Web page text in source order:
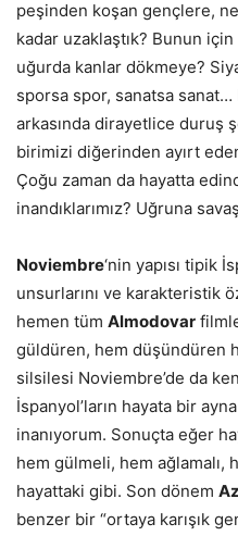
peşinden koşan gençlere,
kadar uzaklaştık? Bunun
uğurda kanlar dökmeye?
sporsa spor, sanatsa sanat…
arkasında dirayetlice duruş
birimizi diğerinden ayırt
Çoğu zaman da hayatta
inandıklarımız? Uğruna
Noviembre‘nin yapısı tipik
unsurlarını ve karakteristik
hemen tüm Almodovar
güldüren, hem düşündüren
silsilesi Noviembre’de da
İspanyol’ların hayata bir
inanıyorum. Sonuçta eğer
hem gülmeli, hem ağlamalı,
hayattaki gibi. Son dönem
benzer bir “ortaya karışık